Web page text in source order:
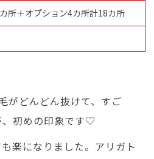
所＋オプション4カ所計18カ所
がどんどん抜けて、すご
、初めの印象です♡
楽になりました。アリガト